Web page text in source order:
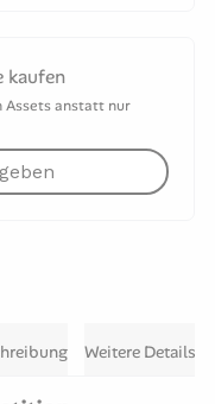
kaufen
Assets anstatt nur
Weitere Details